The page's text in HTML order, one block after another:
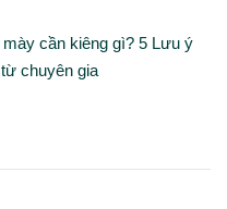
mày cần kiêng gì? 5 Lưu ý
chuyên gia